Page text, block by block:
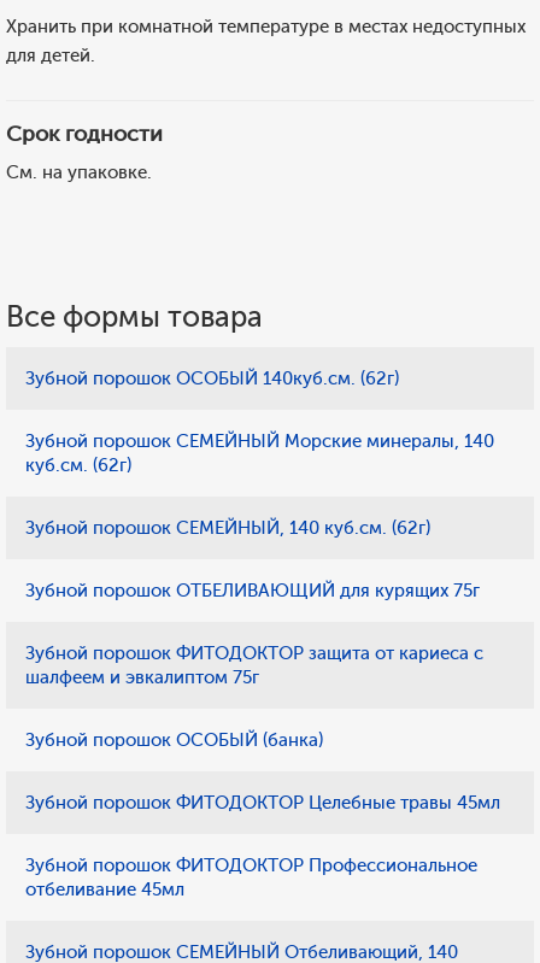
Хранить при комнатной температуре в местах недоступных
для детей.
Срок годности
См. на упаковке.
Все формы товара
Зубной порошок ОСОБЫЙ 140куб.см. (62г)
Зубной порошок СЕМЕЙНЫЙ Морские минералы, 140
куб.см. (62г)
Зубной порошок СЕМЕЙНЫЙ, 140 куб.см. (62г)
Зубной порошок ОТБЕЛИВАЮЩИЙ для курящих 75г
Зубной порошок ФИТОДОКТОР защита от кариеса с
шалфеем и эвкалиптом 75г
Зубной порошок ОСОБЫЙ (банка)
Зубной порошок ФИТОДОКТОР Целебные травы 45мл
Зубной порошок ФИТОДОКТОР Профессиональное
отбеливание 45мл
Зубной порошок СЕМЕЙНЫЙ Отбеливающий, 140